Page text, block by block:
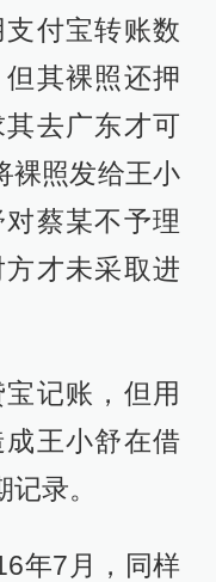
付宝转账数
其裸照还押
去广东才可
裸照发给王小
蔡某不予理
才未采取进
记账，但用
王小舒在借
录。
年7月，同样